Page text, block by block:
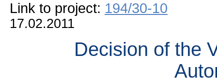
Link to project: 194/30-10
17.02.2011
Decision of the